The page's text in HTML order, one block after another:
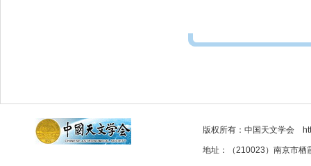
版权所有：中国天文学会
地址：（210023）南京市